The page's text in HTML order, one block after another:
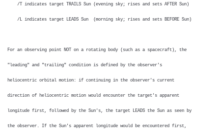
/T indicates target TRAILS Sun (evening sky; rises and sets AFTER Sun)
/L indicates target LEADS Sun (morning sky; rises and sets BEFORE Sun)
For an observing point NOT on a rotating body (such as a spacecraft), the
"leading" and "trailing" condition is defined by the observer's
heliocentric orbital motion: if continuing in the observer's current
direction of heliocentric motion would encounter the target's apparent
longitude first, followed by the Sun's, the target LEADS the Sun as seen by
the observer. If the Sun's apparent longitude would be encountered first,